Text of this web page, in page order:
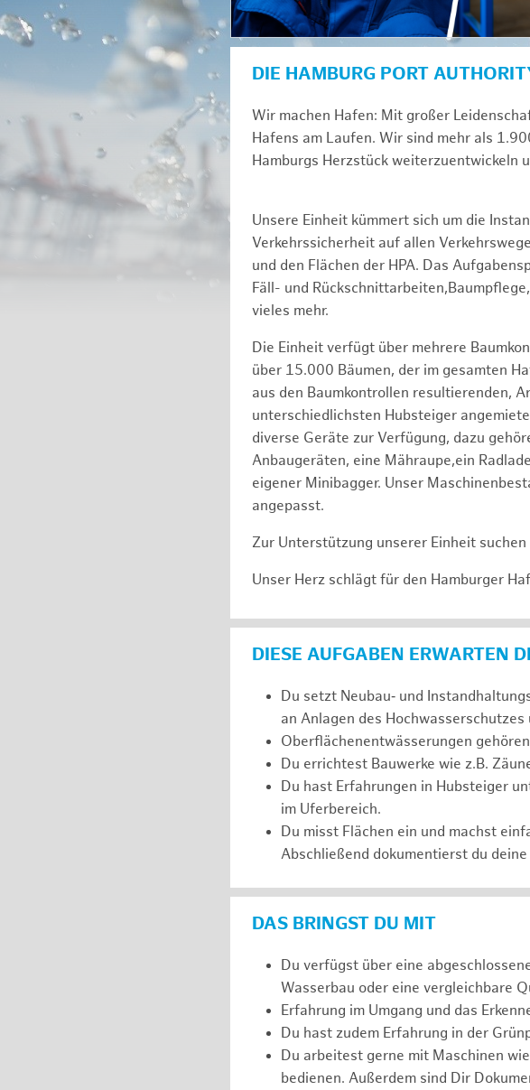
DIE HAMBURG PORT
Wir machen Hafen: Mit großer
Hafens am Laufen. Wir sind mehr als
Hamburgs Herzstück weiterzuentwickeln
Unsere Einheit kümmert sich um die
Verkehrssicherheit auf allen
und den Flächen der HPA. Das
Fäll- und
vieles mehr.
Die Einheit verfügt über mehrere
über 15.000 Bäumen, der im gesamten
aus den Baumkontrollen resultierenden,
unterschiedlichsten Hubsteiger
diverse Geräte zur Verfügung, dazu
Anbaugeräten, eine Mähraupe,ein
eigener Minibagger. Unser
angepasst.
Zur Unterstützung unserer Einheit
Unser Herz schlägt für den Hamburger
DIESE AUFGABEN ERWARTEN
Du setzt Neubau‑ und
an Anlagen des
Oberflächenentwässerungen
Du errichtest Bauwerke wie z.B.
Du hast Erfahrungen in Hubsteiger
im Uferbereich.
Du misst Flächen ein und machst
Abschließend dokumentierst du
DAS BRINGST DU MIT
Du verfügst über eine
Wasserbau oder eine vergleichbare
Erfahrung im Umgang und das
Du hast zudem Erfahrung in der
Du arbeitest gerne mit Maschinen
bedienen. Außerdem sind Dir